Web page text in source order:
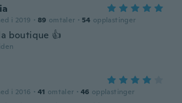
i 2019 · 89 omtaler · 54 opplastinger
boutique 👍
i 2016 · 41 omtaler · 46 opplastinger